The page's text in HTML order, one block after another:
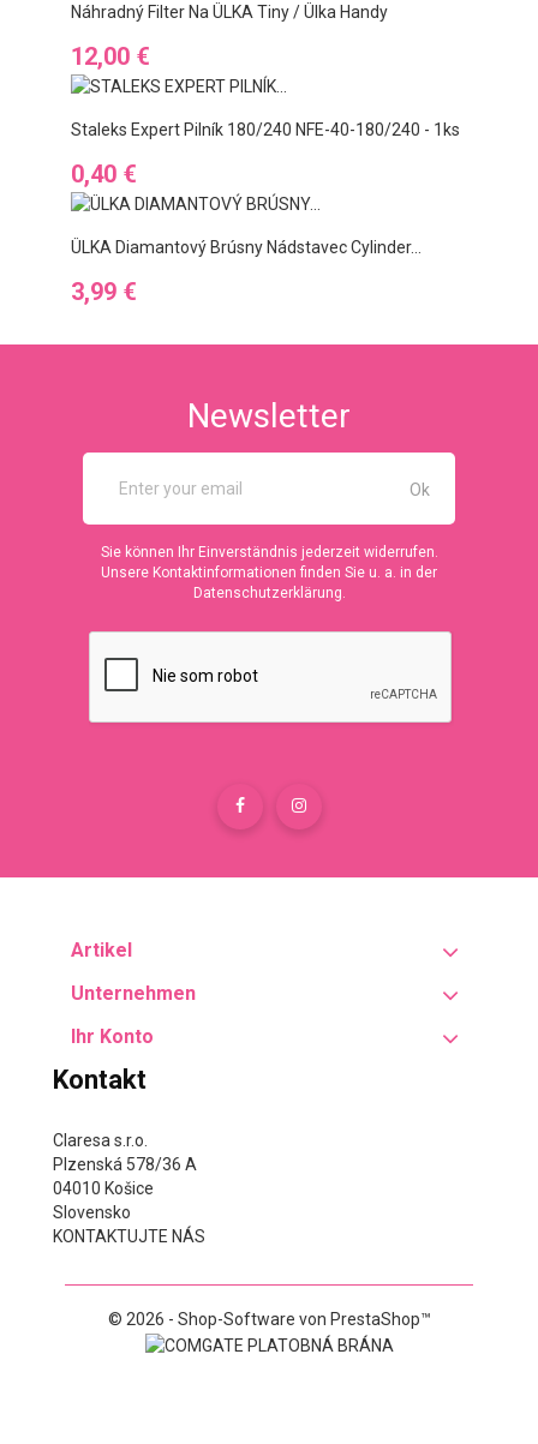
Náhradný Filter Na ÜLKA Tiny / Ülka Handy
Preis
12,00 €
Staleks Expert Pilník 180/240 NFE-40-180/240 - 1ks
Preis
0,40 €
ÜLKA Diamantový Brúsny Nádstavec Cylinder...
Preis
3,99 €
Newsletter
Sie können Ihr Einverständnis jederzeit widerrufen.
Unsere Kontaktinformationen finden Sie u. a. in der
Datenschutzerklärung.
Artikel
Unternehmen
Ihr Konto
Kontakt
Claresa s.r.o.
Plzenská 578/36 A
04010 Košice
Slovensko
KONTAKTUJTE NÁS
© 2026 - Shop-Software von PrestaShop™